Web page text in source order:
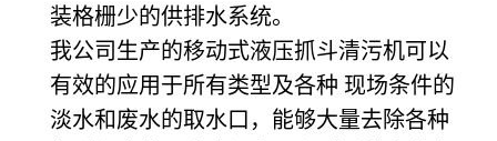
装格栅少的供排水系统。
我公司生产的移动式液压抓斗清污机可以
有效的应用于所有类型及各种 现场条件的
淡水和废水的取水口，能够大量去除各种